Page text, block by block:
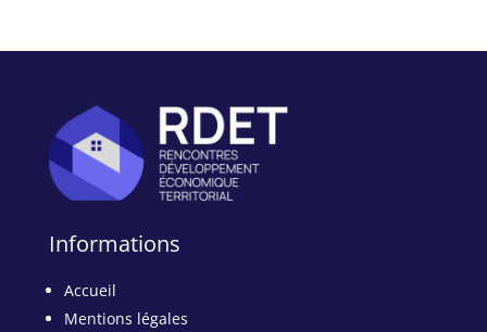
Informations
Accueil
Mentions légales